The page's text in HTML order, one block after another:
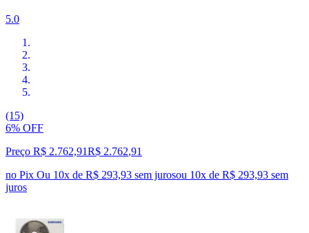
5.0
(15)
6% OFF
Preço R$ 2.762,91R$ 2.762,91
no Pix Ou 10x de R$ 293,93 sem jurosou 10x de R$ 293,93 sem
juros